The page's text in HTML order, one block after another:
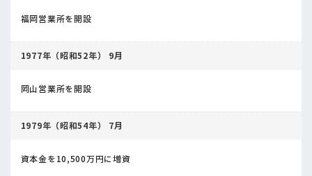
福岡営業所を開設
1977年（昭和52年） 9月
岡山営業所を開設
1979年（昭和54年） 7月
資本金を10,500万円に増資